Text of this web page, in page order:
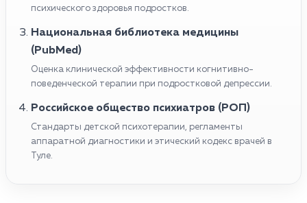
психического здоровья подростков.
Национальная библиотека медицины
(PubMed)
Оценка клинической эффективности когнитивно-
поведенческой терапии при подростковой депрессии.
Российское общество психиатров (РОП)
Стандарты детской психотерапии, регламенты
аппаратной диагностики и этический кодекс врачей в
Туле.